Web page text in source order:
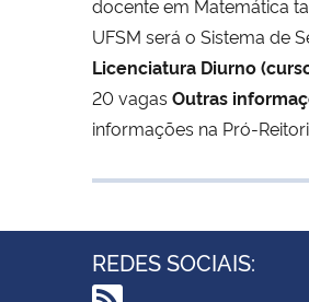
docente em Matemática
UFSM será o Sistema de
Licenciatura Diurno
20 vagas Outras
informações na Pró-
REDES SOCIAIS: